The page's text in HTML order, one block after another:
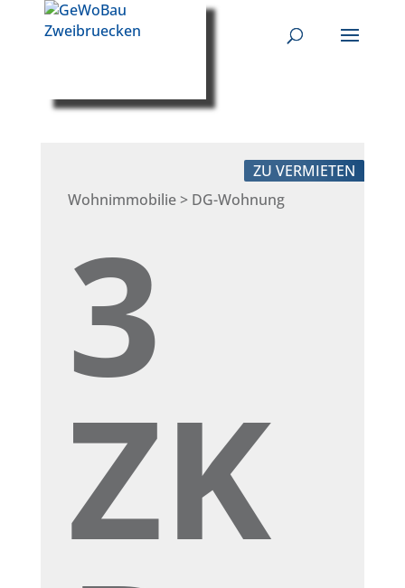
Wohnimmobilie > DG-Wohnung
ZU VERMIETEN
3
ZK